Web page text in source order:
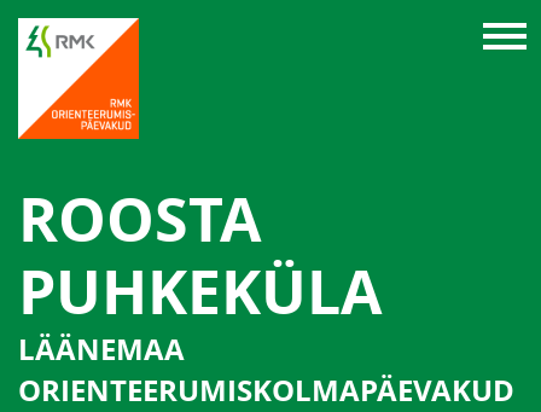
ROOSTA
PUHKEKÜLA
LÄÄNEMAA
ORIENTEERUMISKOLMAPÄEVAKUD